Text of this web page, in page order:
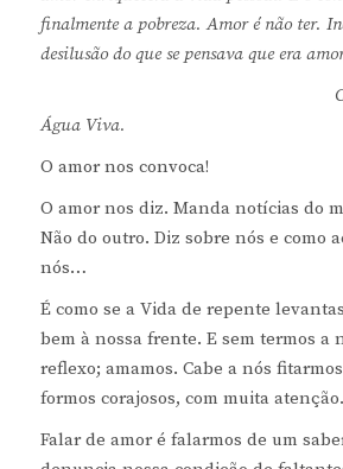
finalmente a pobreza. Amor é não ter.
desilusão do que se pensava que era
Clarice
Água Viva.
O amor nos convoca!
O amor nos diz. Manda notícias do
Não do outro. Diz sobre nós e como
nós…
É como se a Vida de repente
bem à nossa frente. E sem termos a
reflexo; amamos. Cabe a nós
formos corajosos, com muita atenção.
Falar de amor é falarmos de um